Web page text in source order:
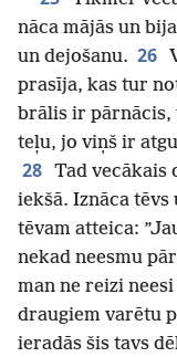
nāca mājās un
un dejošanu. 26
prasīja, kas tur
brālis ir pārnācis,
teļu, jo viņš ir
28 Tad vecākais
iekšā. Iznāca
tēvam atteica:
nekad neesmu
man ne reizi
draugiem varētu
ieradās šis tavs